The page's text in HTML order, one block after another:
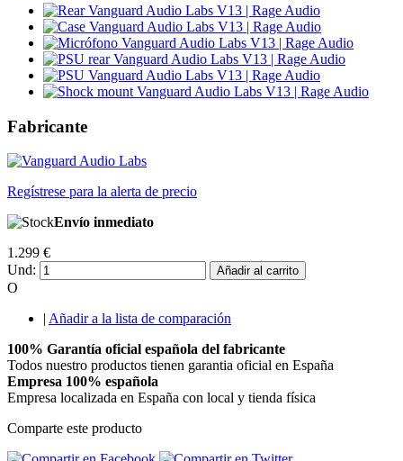
Fabricante
Regístrese para la alerta de precio
Envío inmediato
1.299 €
Und:
Añadir al carrito
O
| Añadir a la lista de comparación
100% Garantía oficial española del fabricante
Todos nuestro productos tienen garantia oficial en España
Empresa 100% española
Empresa localizada en España con local y tienda física
Comparte este producto